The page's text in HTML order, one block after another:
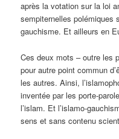
après la votation sur la loi
sempiternelles polémiques
gauchisme. Et ailleurs en
Ces deux mots – outre les
pour autre point commun
les autres. Ainsi,
inventée par les porte-
l’islam. Et l’islamo-
sens et sans contenu